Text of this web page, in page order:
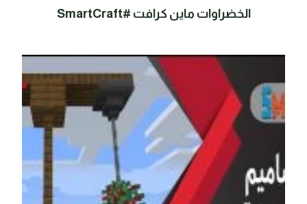
الخضراوات ماين كرافت #SmartCraft